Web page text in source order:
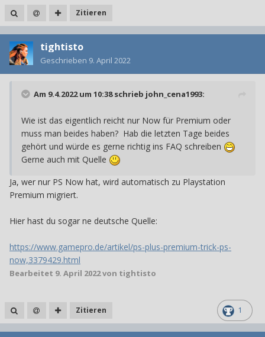
Zitieren
tightisto
Geschrieben 9. April 2022
Am 9.4.2022 um 10:38 schrieb john_cena1993:
Wie ist das eigentlich reicht nur Now für Premium oder
muss man beides haben? Hab die letzten Tage beides
gehört und würde es gerne richtig ins FAQ schreiben
Gerne auch mit Quelle
Ja, wer nur PS Now hat, wird automatisch zu Playstation
Premium migriert.
Hier hast du sogar ne deutsche Quelle:
https://www.gamepro.de/artikel/ps-plus-premium-trick-ps-
now,3379429.html
Bearbeitet 9. April 2022von tightisto
1
Zitieren